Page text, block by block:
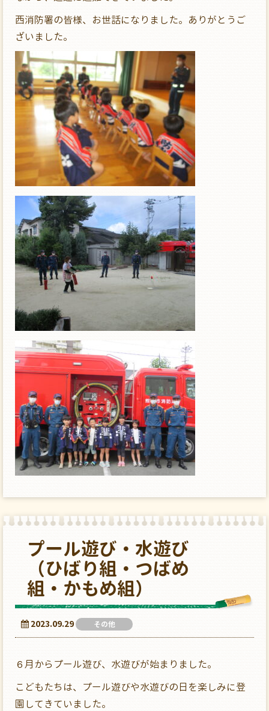
西消防署の皆様、お世話になりました。ありがとうご
ざいました。
プール遊び・水遊び
（ひばり組・つばめ
組・かもめ組）
2023.09.29 その他
６月からプール遊び、水遊びが始まりました。
こどもたちは、プール遊びや水遊びの日を楽しみに登
園してきていました。